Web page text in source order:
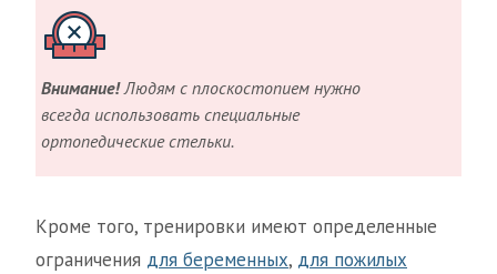
Внимание!Людям с плоскостопием нужно
всегда использовать специальные
ортопедические стельки.
Кроме того, тренировки имеют определенные
ограничения для беременных, для пожилых